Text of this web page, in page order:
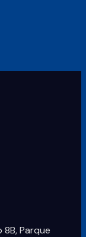
8B, Parque